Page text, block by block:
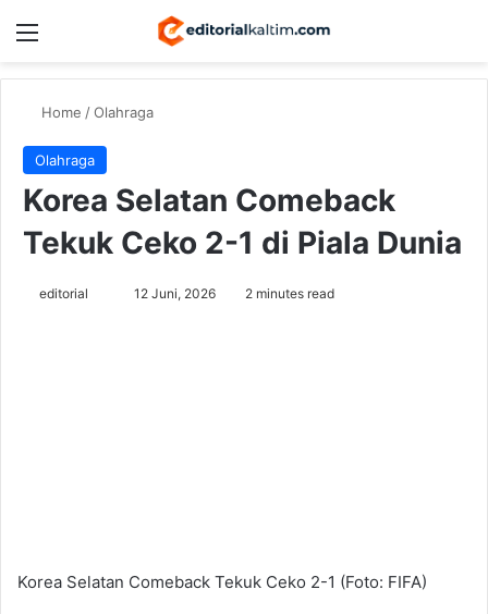
Menu
Home /Olahraga
Olahraga
Korea Selatan Comeback
Tekuk Ceko 2-1 di Piala Dunia
editorial
Send12 Juni, 2026 2 minutes read
Korea Selatan Comeback Tekuk Ceko 2-1 (Foto: FIFA)